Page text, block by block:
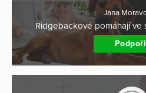
Jana
Ridgebackové pomáhají ve